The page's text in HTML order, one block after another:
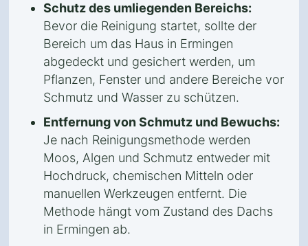
Schutz des umliegenden Bereichs:
Bevor die Reinigung startet, sollte der
Bereich um das Haus in Ermingen
abgedeckt und gesichert werden, um
Pflanzen, Fenster und andere Bereiche vor
Schmutz und Wasser zu schützen.
Entfernung von Schmutz und Bewuchs:
Je nach Reinigungsmethode werden
Moos, Algen und Schmutz entweder mit
Hochdruck, chemischen Mitteln oder
manuellen Werkzeugen entfernt. Die
Methode hängt vom Zustand des Dachs
in Ermingen ab.